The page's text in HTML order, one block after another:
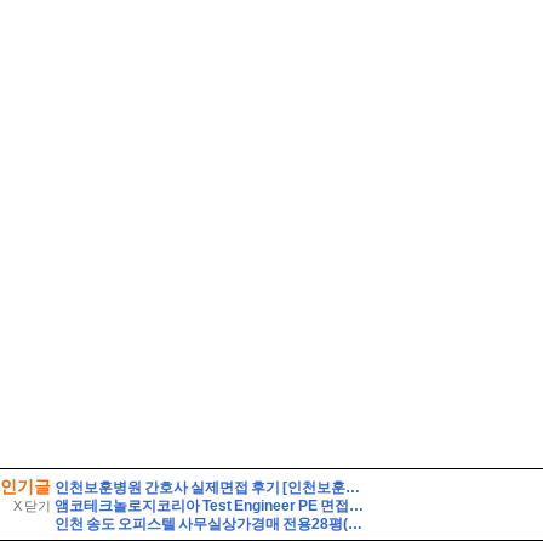
인기글
X 닫기
인천보훈병원 간호사 실제면접 후기 [인천보훈병원 간호사 면접 기출 및 모범 답변 60선과 인천보훈병원 간호사 면접 지원 8인의 후기] 필수 직무상식 및 정보 30선 수록 - Hap
앰코테크놀로지코리아 Test Engineer PE 면접후기 기출 50선 답변, 상세한 면접 8인의 후기 - happy23
인천 송도 오피스텔 사무실상가경매 전용28평(1억8천) 초역세권 국제업무지구역 송도센트로드 19층 유찰2회 인천송도센트로드오피스텔상가 부동산경매 매매